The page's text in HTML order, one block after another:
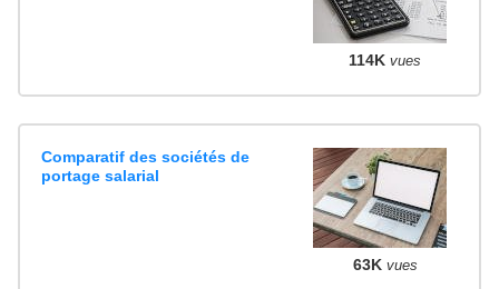
114K vues
Comparatif des sociétés de
portage salarial
63K vues